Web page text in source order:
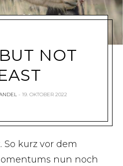
NOT
19. OKTOBER 2022
kurz vor dem
nun noch